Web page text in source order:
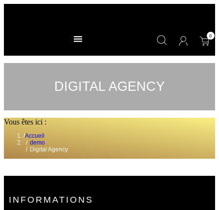
DIGITAL AGENCY
Vous êtes ici :
Accueil
demo
Digital Agency
INFORMATIONS